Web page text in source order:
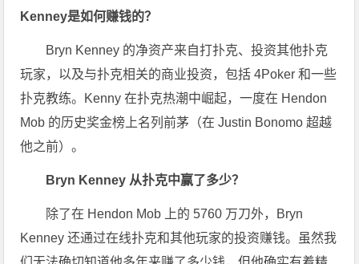
Kenney是如何赚钱的？
Bryn Kenney 的净资产来自打扑克、投资其他扑克
玩家，以及与扑克相关的商业投资，包括 4Poker 和一些
扑克教练。Kenny 在扑克热潮中崛起，一度在 Hendon
Mob 的历史奖金榜上名列前茅（在 Justin Bonomo 超越
他之前）。
Bryn Kenney 从扑克中赢了多少？
除了在 Hendon Mob 上的 5760 万刀外，Bryn
Kenney 还通过在线扑克和其他玩家的投资赚钱。虽然我